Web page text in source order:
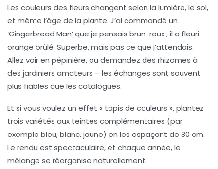
Les couleurs des fleurs changent selon la lumière, le sol,
et même l’âge de la plante. J’ai commandé un
‘Gingerbread Man’ que je pensais brun-roux ; il a fleuri
orange brûlé. Superbe, mais pas ce que j’attendais.
Allez voir en pépinière, ou demandez des rhizomes à
des jardiniers amateurs – les échanges sont souvent
plus fiables que les catalogues.
Et si vous voulez un effet « tapis de couleurs », plantez
trois variétés aux teintes complémentaires (par
exemple bleu, blanc, jaune) en les espaçant de 30 cm.
Le rendu est spectaculaire, et chaque année, le
mélange se réorganise naturellement.